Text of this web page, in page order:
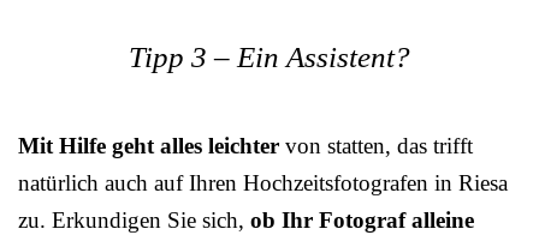
Tipp 3 – Ein Assistent?
Mit Hilfe geht alles leichter von statten, das trifft
natürlich auch auf Ihren Hochzeitsfotografen in Riesa
zu. Erkundigen Sie sich, ob Ihr Fotograf alleine